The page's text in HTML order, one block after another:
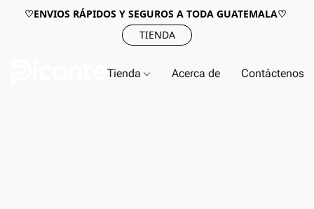
♡ENVIOS RÁPIDOS Y SEGUROS A TODA GUATEMALA♡
TIENDA
Tienda Acerca de Contáctenos